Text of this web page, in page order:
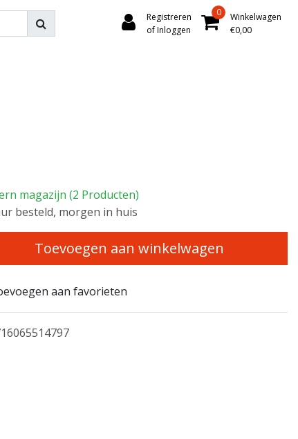
Registreren
of Inloggen
0
Winkelwagen
€0,00
magazijn (2 Producten)
besteld, morgen in huis
Toevoegen aan winkelwagen
aan favorieten